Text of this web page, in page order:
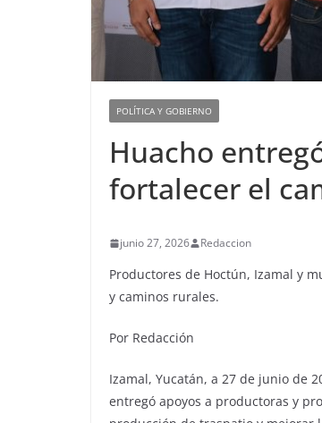
POLÍTICA Y GOBIERNO
Huacho
fortalecer el
junio 27, 2026 Redaccion
Productores de Hoctún, Izamal y
y caminos rurales.
Por Redacción
Izamal, Yucatán, a 27 de junio de
entregó apoyos a productoras y